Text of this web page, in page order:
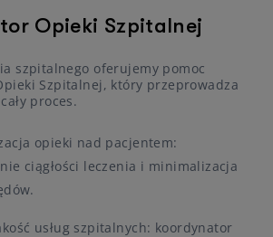
Opieki Szpitalnej
szpitalnego oferujemy pomoc
Szpitalnej, który przeprowadza
proces.
opieki nad pacjentem:
ciągłości leczenia i minimalizacja
usług szpitalnych: koordynator